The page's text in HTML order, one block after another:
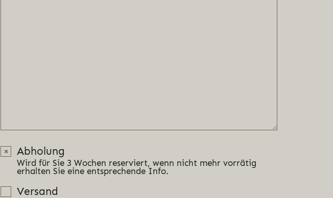
Abholung
Wird für Sie 3 Wochen reserviert, wenn nicht mehr vorrätig
erhalten Sie eine entsprechende Info.
Versand